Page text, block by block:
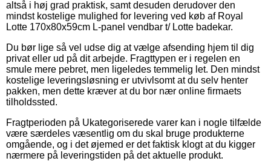
altså i høj grad praktisk, samt desuden derudover den
mindst kostelige mulighed for levering ved køb af Royal
Lotte 170x80x59cm L-panel vendbar t/ Lotte badekar.
Du bør lige så vel udse dig at vælge afsending hjem til dig
privat eller ud på dit arbejde. Fragttypen er i regelen en
smule mere pebret, men ligeledes temmelig let. Den mindst
kostelige leveringsløsning er utvivlsomt at du selv henter
pakken, men dette kræver at du bor nær online firmaets
tilholdssted.
Fragtperioden på Ukategoriserede varer kan i nogle tilfælde
være særdeles væsentlig om du skal bruge produkterne
omgående, og i det øjemed er det faktisk klogt at du kigger
nærmere på leveringstiden på det aktuelle produkt.